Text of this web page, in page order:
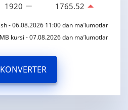
1920 1765.52
- 06.08.2026 11:00 dan ma’lumotlar
MB kursi - 07.08.2026 dan ma’lumotlar
KONVERTER